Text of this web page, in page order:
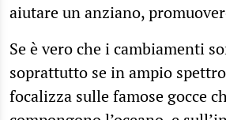
aiutare un anziano,
Se è vero che i cambiamenti
soprattutto se in ampio
focalizza sulle famose gocce